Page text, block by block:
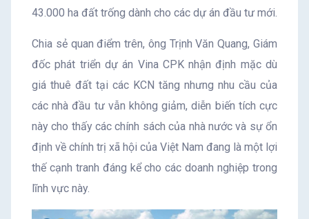
43.000 ha đất trống dành cho các dự án đầu tư mới.
Chia sẻ quan điểm trên, ông Trịnh Văn Quang, Giám
đốc phát triển dự án Vina CPK nhận định mặc dù
giá thuê đất tại các KCN tăng nhưng nhu cầu của
các nhà đầu tư vẫn không giảm, diễn biến tích cực
này cho thấy các chính sách của nhà nước và sự ổn
định về chính trị xã hội của Việt Nam đang là một lợi
thế cạnh tranh đáng kể cho các doanh nghiệp trong
lĩnh vực này.